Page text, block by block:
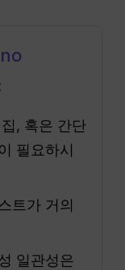
, 혹은 간단
필요하시
트가 거의
일관성은